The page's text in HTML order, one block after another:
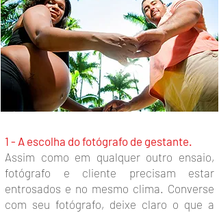
1 - A escolha do fotógrafo de gestante.
Assim como em qualquer outro ensaio,
fotógrafo e cliente precisam estar
entrosados e no mesmo clima. Converse
com seu fotógrafo, deixe claro o que a